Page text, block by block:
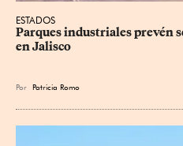
ESTADOS
Parques industriales prevén
en Jalisco
Por Patricia Romo